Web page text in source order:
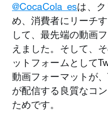
@CocaCola_esは、
め、消費者にリーチ
して、最先端の動画
えました。そして、
ットフォームとして
動画フォーマットが
が配信する良質なコ
ためです。